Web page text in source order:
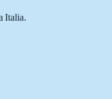
Italia.